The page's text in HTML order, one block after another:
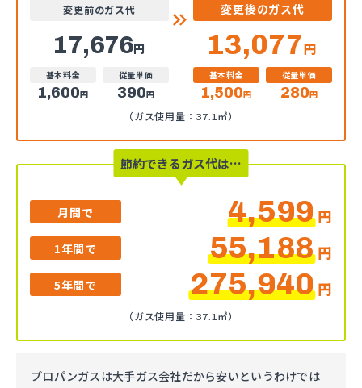
変更前のガス代
17,676円
変更後のガス代
13,077円
基本料金
1,600円
従量単価
390円
基本料金
1,500円
従量単価
280円
（ガス使用量：37.1㎥）
節約できるガス代は…
月間で 4,599円
1年間で 55,188円
5年間で 275,940円
（ガス使用量：37.1㎥）
プロパンガスは大手ガス会社だから安いというわけでは